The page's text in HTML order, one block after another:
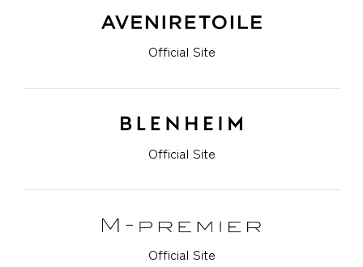
Official Site
Official Site
Official Site